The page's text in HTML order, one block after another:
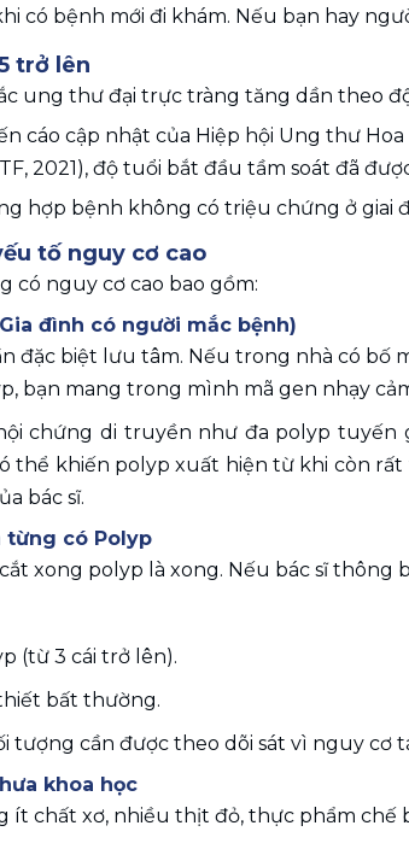
có bệnh mới đi khám. Nếu bạn hay
trở lên
ung thư đại trực tràng tăng dần theo
cáo cập nhật của Hiệp hội Ung thư
2021), độ tuổi bắt đầu tầm soát đã
hợp bệnh không có triệu chứng ở giai
tố nguy cơ cao
có nguy cơ cao bao gồm:
đình có người mắc bệnh)
đặc biệt lưu tâm. Nếu trong nhà có
bạn mang trong mình mã gen nhạy
chứng di truyền như đa polyp tuyến
thể khiến polyp xuất hiện từ khi còn rất
bác sĩ.
từng có Polyp
xong polyp là xong. Nếu bác sĩ thông
(từ 3 cái trở lên).
bất thường.
tượng cần được theo dõi sát vì nguy cơ
khoa học
ít chất xơ, nhiều thịt đỏ, thực phẩm chế